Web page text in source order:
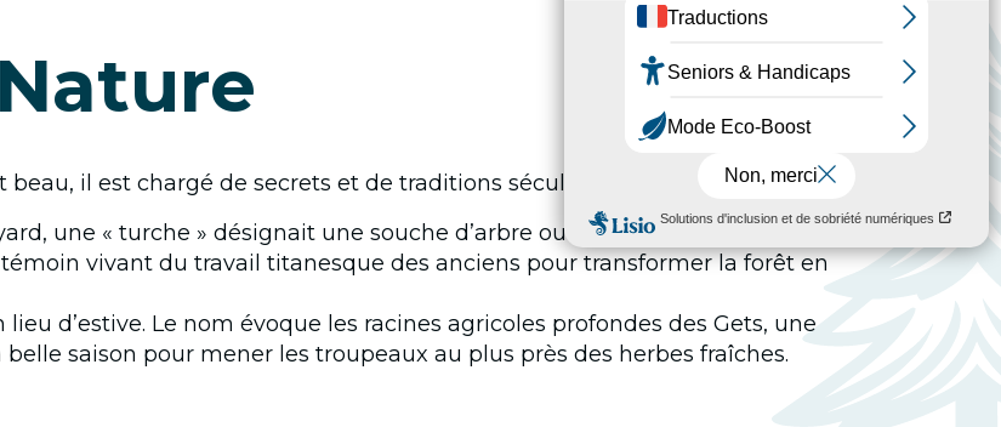
il est chargé de secrets et de traditions séculaires :
une « turche » désignait une souche d’arbre ou un terrain parsemé de
vivant du travail titanesque des anciens pour transformer la forêt en
d’estive. Le nom évoque les racines agricoles profondes des Gets, une
saison pour mener les troupeaux au plus près des herbes fraîches.